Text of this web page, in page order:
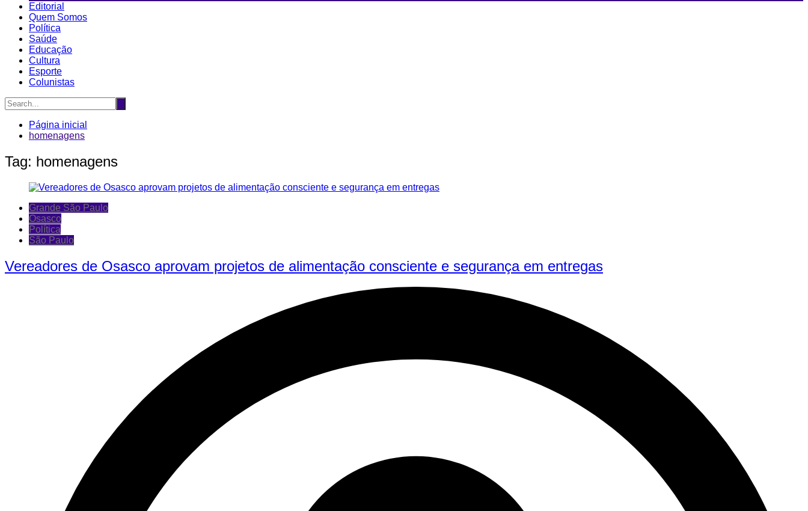
Editorial
Quem Somos
Política
Saúde
Educação
Cultura
Esporte
Colunistas
Página inicial
homenagens
Tag: homenagens
Grande São Paulo
Osasco
Política
São Paulo
Vereadores de Osasco aprovam projetos de alimentação consciente e segurança em entregas